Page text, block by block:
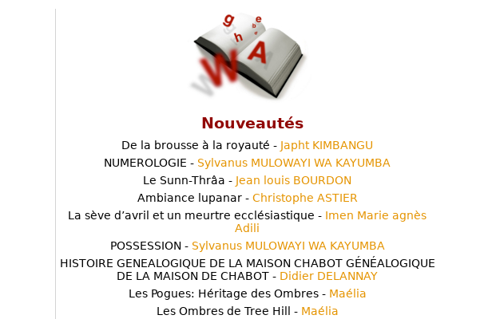
Nouveautés
De la brousse à la royauté - Japht KIMBANGU
NUMEROLOGIE - Sylvanus MULOWAYI WA KAYUMBA
Le Sunn-Thrâa - Jean louis BOURDON
Ambiance lupanar - Christophe ASTIER
La sève d’avril et un meurtre ecclésiastique - Imen Marie agnès
Adili
POSSESSION - Sylvanus MULOWAYI WA KAYUMBA
HISTOIRE GENEALOGIQUE DE LA MAISON CHABOT GÉNÉALOGIQUE
DE LA MAISON DE CHABOT - Didier DELANNAY
Les Pogues: Héritage des Ombres - Maélia
Les Ombres de Tree Hill - Maélia